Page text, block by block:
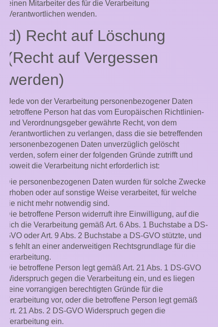
einen Mitarbeiter des für die Verarbeitung
Verantwortlichen wenden.
d) Recht auf Löschung
(Recht auf Vergessen
werden)
Jede von der Verarbeitung personenbezogener Daten
betroffene Person hat das vom Europäischen Richtlinien-
und Verordnungsgeber gewährte Recht, von dem
Verantwortlichen zu verlangen, dass die sie betreffenden
personenbezogenen Daten unverzüglich gelöscht
werden, sofern einer der folgenden Gründe zutrifft und
soweit die Verarbeitung nicht erforderlich ist:
Die personenbezogenen Daten wurden für solche Zwecke
erhoben oder auf sonstige Weise verarbeitet, für welche
sie nicht mehr notwendig sind.
Die betroffene Person widerruft ihre Einwilligung, auf die
sich die Verarbeitung gemäß Art. 6 Abs. 1 Buchstabe a DS-
GVO oder Art. 9 Abs. 2 Buchstabe a DS-GVO stützte, und
es fehlt an einer anderweitigen Rechtsgrundlage für die
Verarbeitung.
Die betroffene Person legt gemäß Art. 21 Abs. 1 DS-GVO
Widerspruch gegen die Verarbeitung ein, und es liegen
keine vorrangigen berechtigten Gründe für die
Verarbeitung vor, oder die betroffene Person legt gemäß
Art. 21 Abs. 2 DS-GVO Widerspruch gegen die
Verarbeitung ein.